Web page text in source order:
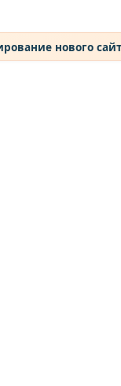
нового